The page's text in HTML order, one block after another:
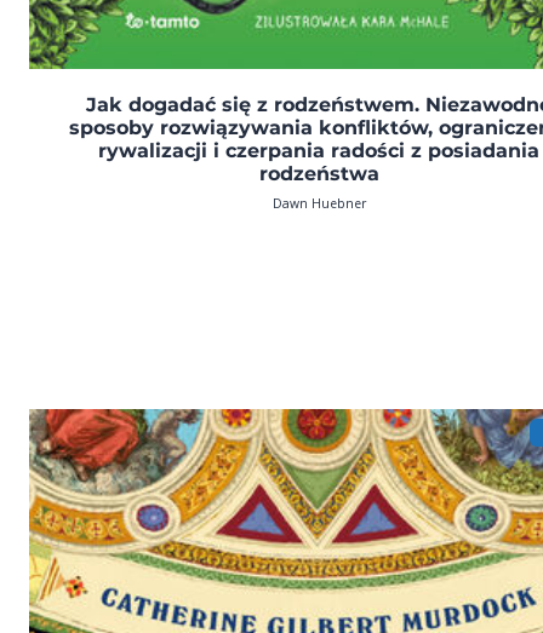
Jak dogadać się z rodzeństwem.
sposoby rozwiązywania konfliktów,
rywalizacji i czerpania radości z posiadania
rodzeństwa
Dawn Huebner